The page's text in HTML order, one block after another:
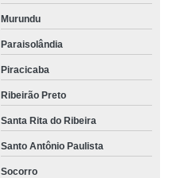
Murundu
Paraisolândia
Piracicaba
Ribeirão Preto
Santa Rita do Ribeira
Santo Antônio Paulista
Socorro